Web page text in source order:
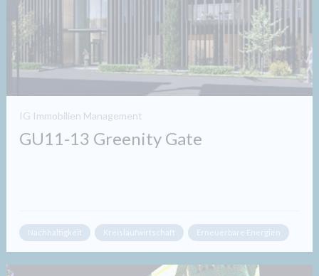
IG Immobilien Management
GU11-13 Greenity Gate
Nachhaltigkeit Kreislaufwirtschaft Erneuerbare Energien